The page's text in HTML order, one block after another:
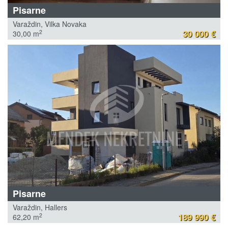
Pisarne
Varaždin, Vilka Novaka
30,00 m2 30 000 €
Pisarne
Varaždin, Hallers
62,20 m2 189 990 €